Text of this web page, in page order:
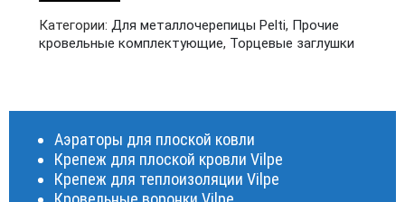
Категории: Для металлочерепицы Pelti, Прочие
кровельные комплектующие, Торцевые заглушки
Аэраторы для плоской ковли
Крепеж для плоской кровли Vilpe
Крепеж для теплоизоляции Vilpe